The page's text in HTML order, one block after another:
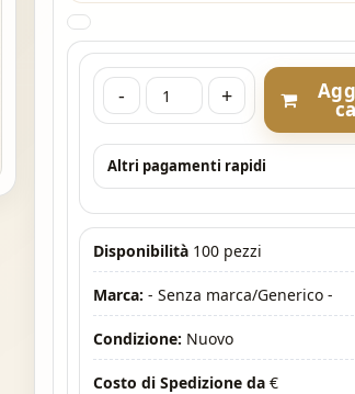
- +
Altri pagamenti rapidi
Disponibilità 100 pezzi
Marca: - Senza marca/Generico -
Condizione: Nuovo
Costo di Spedizione da €